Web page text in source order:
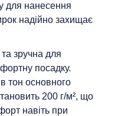
для нанесення
надійно захищає
та зручна для
посадку.
тон основного
200 г/м², що
навіть при